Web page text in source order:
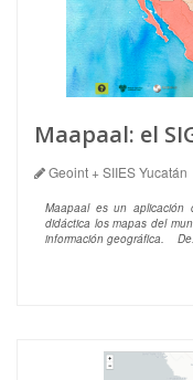
Maapaal: el
Geoint + SIIES Yucatán
Maapaal es un aplicación
didáctica los mapas del
información geográfica.